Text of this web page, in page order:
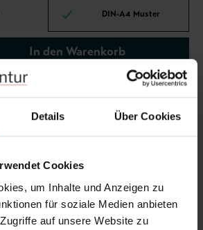
Details Über Cookies
Cookies
um Inhalte und Anzeigen zu
für soziale Medien anbieten
auf unsere Website zu
DIN-A4 Muster
In den Warenkorb
Wie viel brauche ich?
Rollen & Mengen berechnen
2024 - WE CARE!